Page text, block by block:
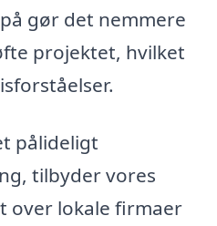
gør det nemmere
projektet, hvilket
pålideligt
tilbyder vores
over lokale firmaer